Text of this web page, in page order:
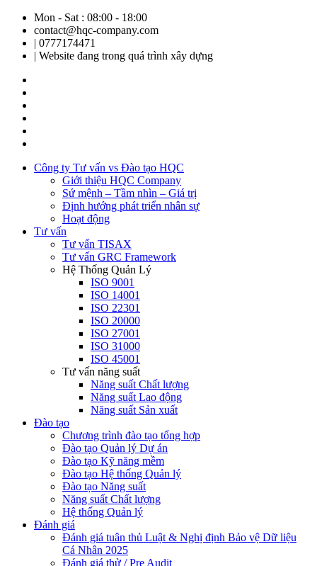
Mon - Sat : 08:00 - 18:00
contact@hqc-company.com
| 0777174471
| Website đang trong quá trình xây dựng
Công ty Tư vấn vs Đào tạo HQC
Giới thiệu HQC Company
Sứ mệnh – Tầm nhìn – Giá trị
Định hướng phát triển nhân sự
Hoạt động
Tư vấn
Tư vấn TISAX
Tư vấn GRC Framework
Hệ Thống Quản Lý
ISO 9001
ISO 14001
ISO 22301
ISO 20000
ISO 27001
ISO 31000
ISO 45001
Tư vấn năng suất
Năng suất Chất lượng
Năng suất Lao động
Năng suất Sản xuất
Đào tạo
Chương trình đào tạo tổng hợp
Đào tạo Quản lý Dự án
Đào tạo Kỹ năng mềm
Đào tạo Hệ thống Quản lý
Đào tạo Năng suất
Năng suất Chất lượng
Hệ thống Quản lý
Đánh giá
Đánh giá tuân thủ Luật & Nghị định Bảo vệ Dữ liệu
Cá Nhân 2025
Đánh giá thử / Pre Audit